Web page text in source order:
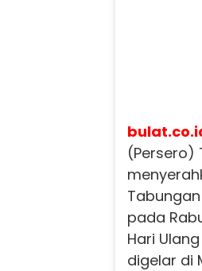
(Persero)
pada
Hari
digelar di